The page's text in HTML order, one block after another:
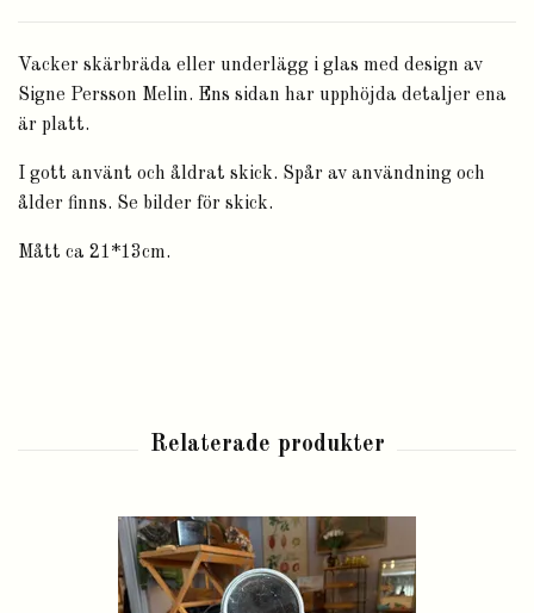
Vacker skärbräda eller underlägg i glas med design av
Signe Persson Melin. Ens sidan har upphöjda detaljer ena
är platt.
I gott använt och åldrat skick. Spår av användning och
ålder finns. Se bilder för skick.
Mått ca 21*13cm.